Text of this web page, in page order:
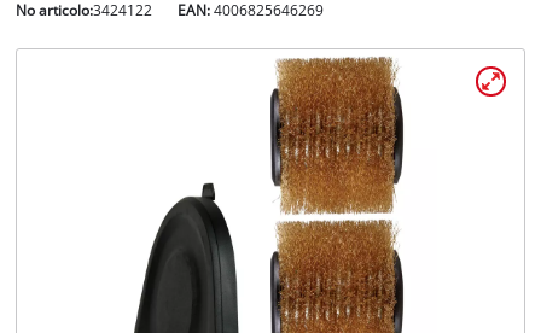
No articolo:3424122 EAN:4006825646269